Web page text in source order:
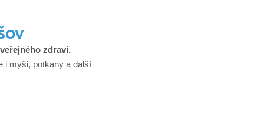
zdraví.
i myši, potkany a další